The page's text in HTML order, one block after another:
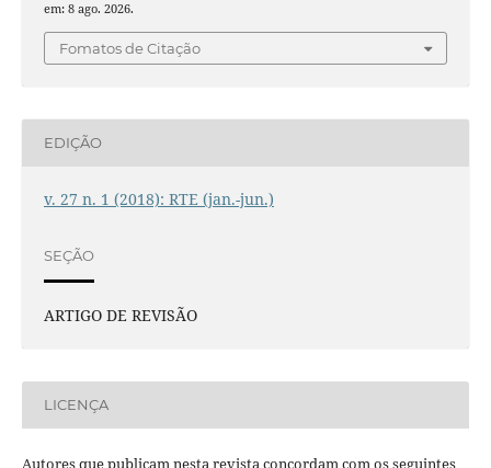
em: 8 ago. 2026.
Fomatos de Citação
EDIÇÃO
v. 27 n. 1 (2018): RTE (jan.-jun.)
SEÇÃO
ARTIGO DE REVISÃO
LICENÇA
Autores que publicam nesta revista concordam com os seguintes